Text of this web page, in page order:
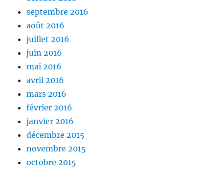
septembre 2016
août 2016
juillet 2016
juin 2016
mai 2016
avril 2016
mars 2016
février 2016
janvier 2016
décembre 2015
novembre 2015
octobre 2015